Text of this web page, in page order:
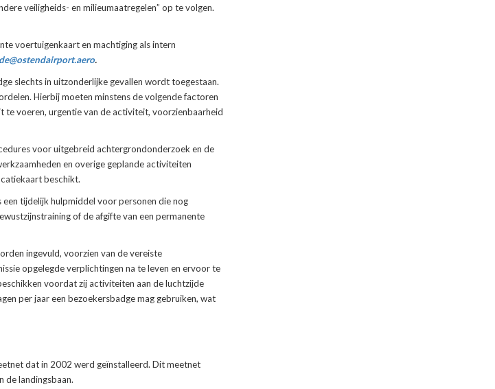
veiligheids- en milieumaatregelen” op te volgen.
voertuigenkaart en machtiging als intern
.
slechts in uitzonderlijke gevallen wordt toegestaan.
Hierbij moeten minstens de volgende factoren
voeren, urgentie van de activiteit, voorzienbaarheid
voor uitgebreid achtergrondonderzoek en de
en overige geplande activiteiten
beschikt.
tijdelijk hulpmiddel voor personen die nog
of de afgifte van een permanente
ingevuld, voorzien van de vereiste
opgelegde verplichtingen na te leven en ervoor te
voordat zij activiteiten aan de luchtzijde
per jaar een bezoekersbadge mag gebruiken, wat
dat in 2002 werd geïnstalleerd. Dit meetnet
de landingsbaan.